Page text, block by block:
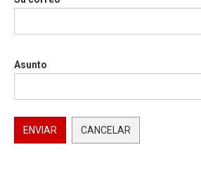
Asunto
ENVIAR CANCELAR